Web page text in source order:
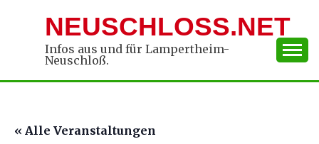
NEUSCHLOSS.NET
Infos aus und für Lampertheim-
Neuschloß.
« Alle Veranstaltungen